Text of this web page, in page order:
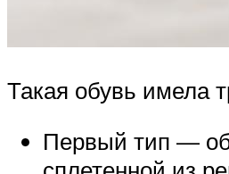
Такая обувь имела
Первый тип —